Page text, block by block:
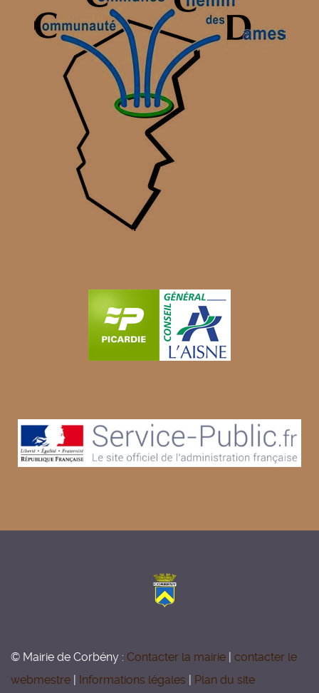
© Mairie de Corbény : Contacter la mairie | contacter le
webmestre | Informations légales | Plan du site